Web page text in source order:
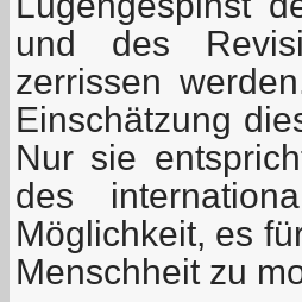
und des
zerrissen
Einschätzung
Nur sie
des
Möglichkeit, es
Menschheit zu